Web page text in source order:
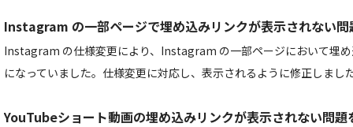
Instagram の一部ページで埋め込みリンクが表示されない問
Instagram の仕様変更により、Instagram の一部ページにおいて埋
になっていました。仕様変更に対応し、表示されるように修正しまし
YouTubeショート動画の埋め込みリンクが表示されない問題